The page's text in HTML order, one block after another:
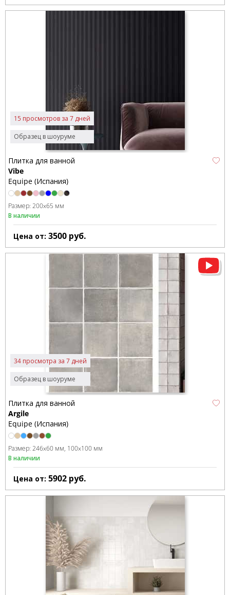
Образец в шоуруме
15 просмотров за 7 дней
Плитка для ванной
Vibe
Equipe (Испания)
Размер: 200x65 мм
В наличии
Цена от: 3500 руб.
Образец в шоуруме
34 просмотра за 7 дней
Плитка для ванной
Argile
Equipe (Испания)
Размер: 246x60 мм 100x100 мм
В наличии
Цена от: 5902 руб.